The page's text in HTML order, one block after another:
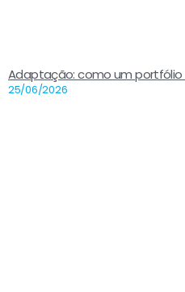
Adaptação: como um portfólio
25/06/2026